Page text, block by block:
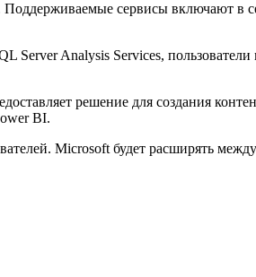
Поддерживаемые сервисы включают в
Analysis Services, пользователи
решение для создания
BI.
Microsoft будет расширять